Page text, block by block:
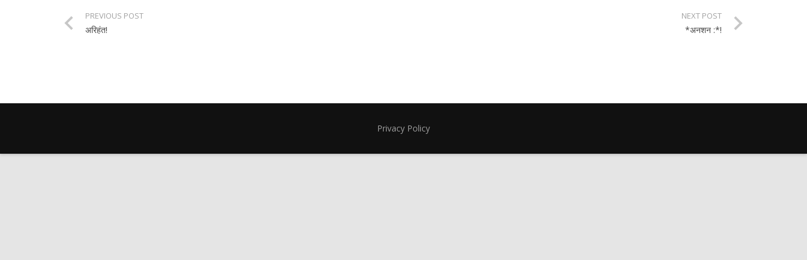
PREVIOUS POST
अरिहंत!
NEXT POST
*अनशन :*!
Privacy Policy